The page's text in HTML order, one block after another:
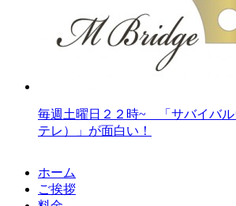
毎週土曜日２２時~ 「サバイバル
テレ）」が面白い！
ホーム
ご挨拶